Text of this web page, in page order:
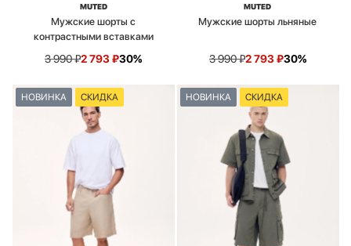
MUTED
Мужские шорты с
контрастными вставками
3 990₽2 793₽30%
MUTED
Мужские шорты льняные
3 990₽2 793₽30%
НОВИНКА СКИДКА НОВИНКА СКИДКА